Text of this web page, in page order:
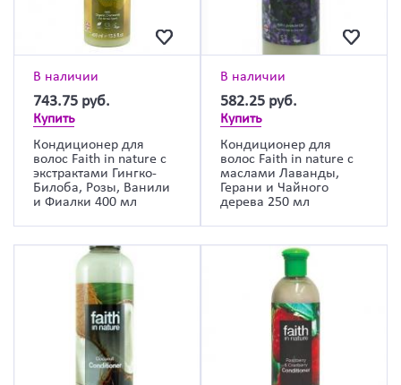
В наличии
743.75 руб.
Купить
Кондиционер для
волос Faith in nature с
экстрактами Гингко-
Билоба, Розы, Ванили
и Фиалки 400 мл
В наличии
582.25 руб.
Купить
Кондиционер для
волос Faith in nature с
маслами Лаванды,
Герани и Чайного
дерева 250 мл